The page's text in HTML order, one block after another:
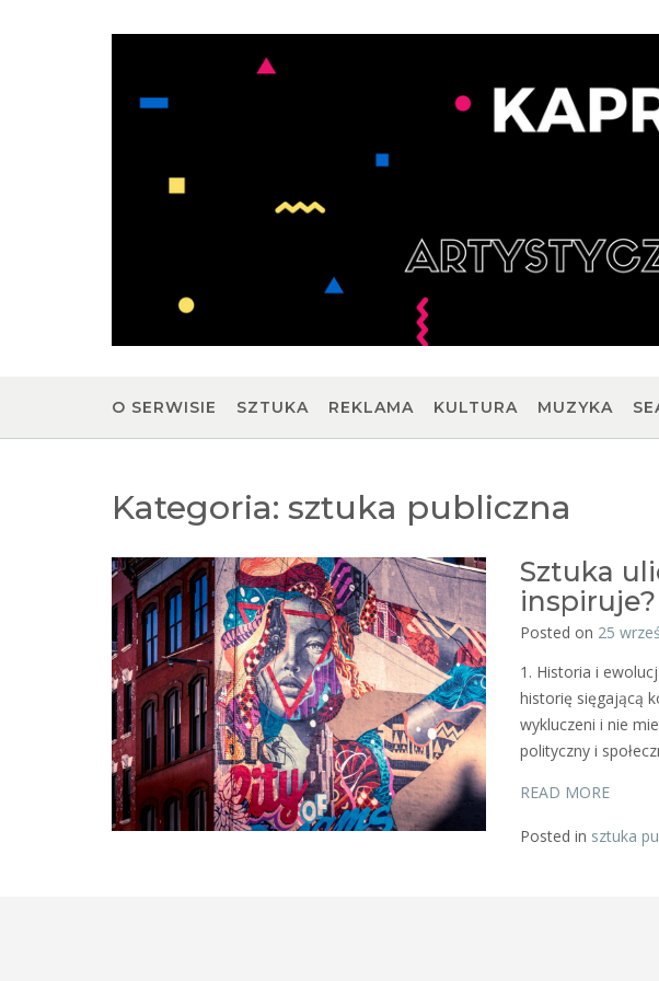
O SERWISIE SZTUKA REKLAMA KULTURA MUZYKA
Kategoria: sztuka publiczna
Sztuka
inspiruje?
Posted on 25
1. Historia i
historię sięgającą
wykluczeni i nie
polityczny i
READ MORE
Posted in sztuka